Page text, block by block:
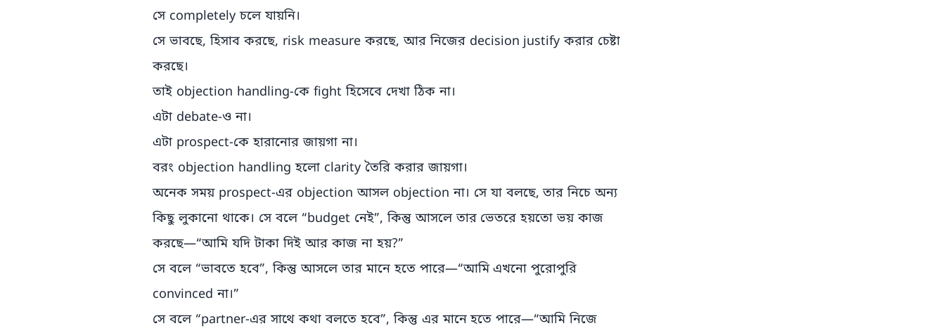
সে completely চলে যায়নি।
সে ভাবছে, হিসাব করছে, risk measure করছে, আর নিজের decision justify করার চেষ্টা
করছে।
তাই objection handling-কে fight হিসেবে দেখা ঠিক না।
এটা debate-ও না।
এটা prospect-কে হারানোর জায়গা না।
বরং objection handling হলো clarity তৈরি করার জায়গা।
অনেক সময় prospect-এর objection আসল objection না। সে যা বলছে, তার নিচে অন্য
কিছু লুকানো থাকে। সে বলে “budget নেই”, কিন্তু আসলে তার ভেতরে হয়তো ভয় কাজ
করছে—“আমি যদি টাকা দিই আর কাজ না হয়?”
সে বলে “ভাবতে হবে”, কিন্তু আসলে তার মানে হতে পারে—“আমি এখনো পুরোপুরি
convinced না।”
সে বলে “partner-এর সাথে কথা বলতে হবে”, কিন্তু এর মানে হতে পারে—“আমি নিজে